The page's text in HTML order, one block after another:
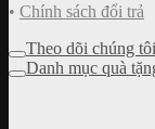
• Chính sách đổi trả
Theo dõi chúng tôi
Danh mục quà